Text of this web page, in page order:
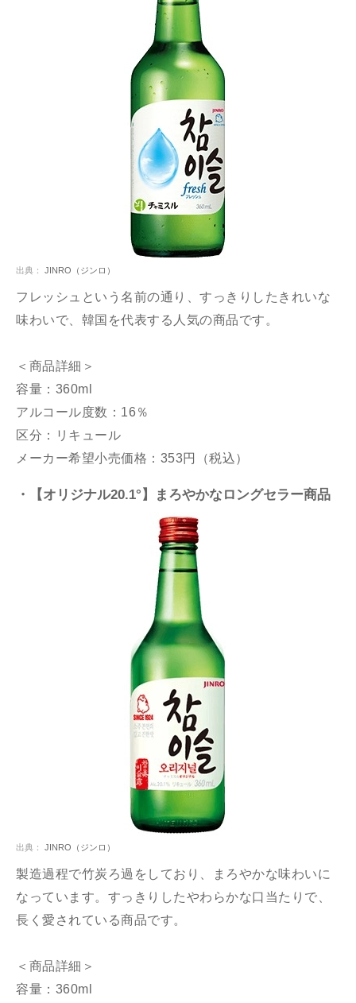
出典： JINRO（ジンロ）
フレッシュという名前の通り、すっきりしたきれいな
味わいで、韓国を代表する人気の商品です。
＜商品詳細＞
容量：360ml
アルコール度数：16％
区分：リキュール
メーカー希望小売価格：353円（税込）
・【オリジナル20.1°】まろやかなロングセラー商品
出典： JINRO（ジンロ）
製造過程で竹炭ろ過をしており、まろやかな味わいに
なっています。すっきりしたやわらかな口当たりで、
長く愛されている商品です。
＜商品詳細＞
容量：360ml